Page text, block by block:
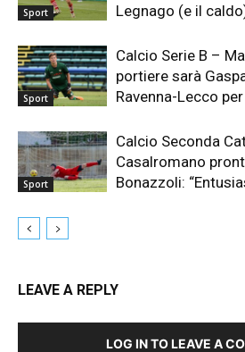
Sport
Legnago (e il
Sport
Calcio Serie B –
portiere sarà
Ravenna-Lecco
Sport
Calcio Seconda
Casalromano
Bonazzoli:
LEAVE A REPLY
LOG IN TO LEAVE A